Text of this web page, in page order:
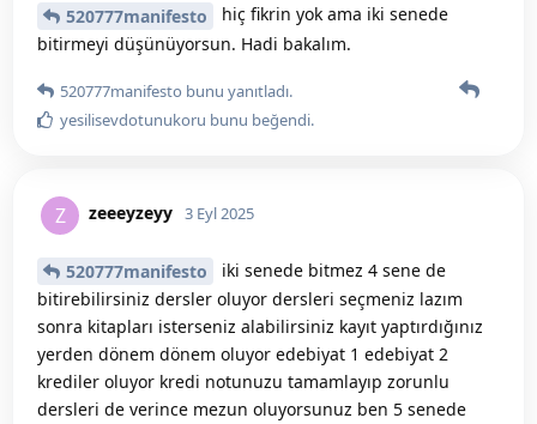
520777manifesto
hiç fikrin yok ama iki senede
bitirmeyi düşünüyorsun. Hadi bakalım.
520777manifesto bunu yanıtladı.
yesilisevdotunukoru bunu beğendi.
Z zeeeyzeyy 3 Eyl 2025
520777manifesto
iki senede bitmez 4 sene de
bitirebilirsiniz dersler oluyor dersleri seçmeniz lazım
sonra kitapları isterseniz alabilirsiniz kayıt yaptırdığınız
yerden dönem dönem oluyor edebiyat 1 edebiyat 2
krediler oluyor kredi notunuzu tamamlayıp zorunlu
dersleri de verince mezun oluyorsunuz ben 5 senede